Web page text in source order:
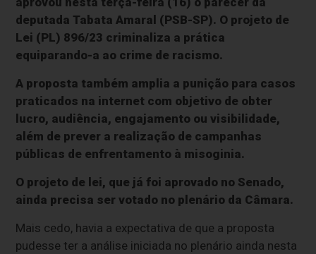
deputada Tabata Amaral (PSB-SP). O projeto de
Lei (PL) 896/23 criminaliza a prática
equiparando-a ao crime de racismo.
A proposta também amplia a punição para casos
praticados na internet com objetivo de obter
lucro, audiência, engajamento ou visibilidade,
além de prever a realização de campanhas
públicas de enfrentamento à misoginia.
O projeto de lei, que já foi aprovado no Senado,
ainda precisa ser votado no plenário da Câmara.
Mais cedo, havia a expectativa de que a proposta
pudesse ter a análise iniciada no plenário ainda nesta